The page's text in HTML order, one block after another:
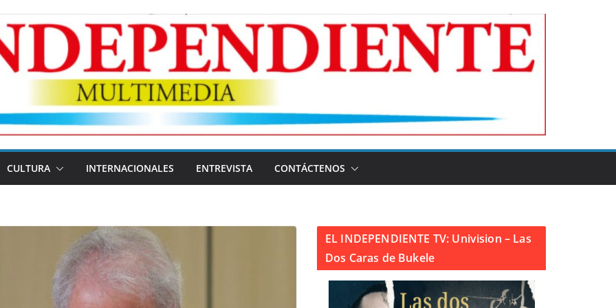
CULTURA INTERNACIONALES ENTREVISTA CONTÁCTENOS
EL INDEPENDIENTE TV: Univision – Las
Dos Caras de Bukele